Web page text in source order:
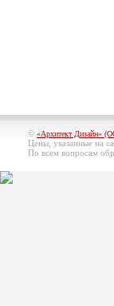
© «Архитект Дизайн»
Цены, указанные на
По всем вопросам